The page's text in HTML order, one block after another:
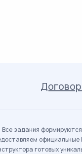
задания
готовых